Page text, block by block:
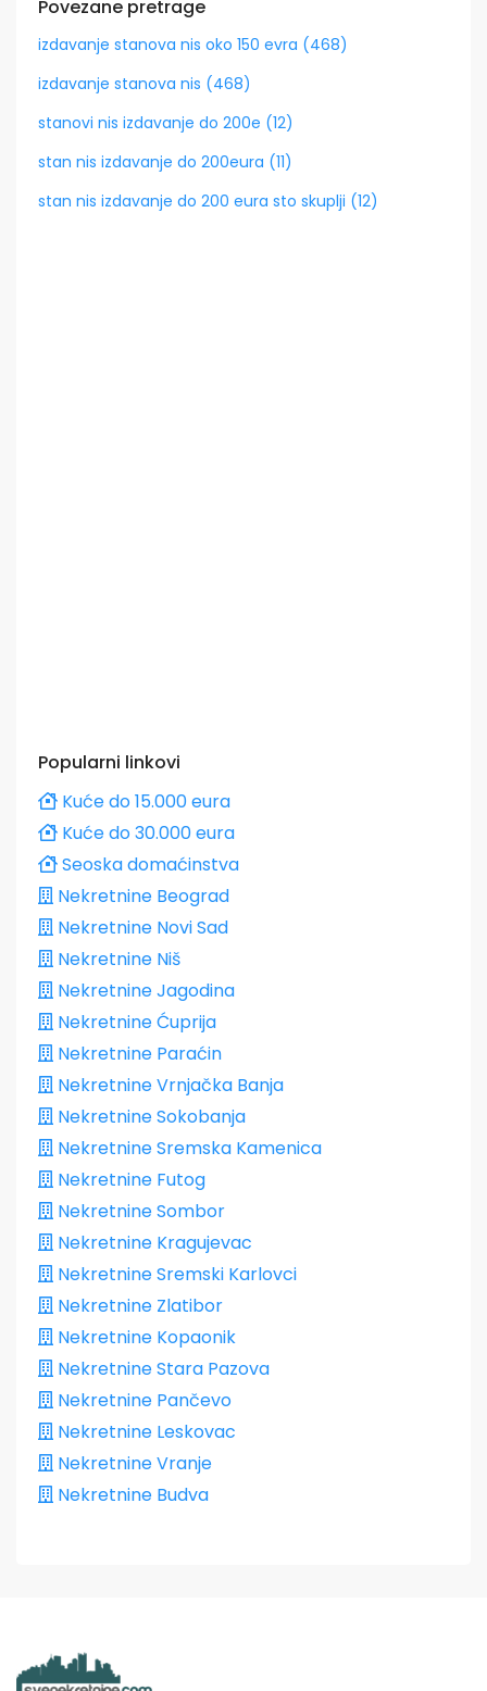
Povezane pretrage
izdavanje stanova nis oko 150 evra (468)
izdavanje stanova nis (468)
stanovi nis izdavanje do 200e (12)
stan nis izdavanje do 200eura (11)
stan nis izdavanje do 200 eura sto skuplji (12)
Popularni linkovi
Kuće do 15.000 eura
Kuće do 30.000 eura
Seoska domaćinstva
Nekretnine Beograd
Nekretnine Novi Sad
Nekretnine Niš
Nekretnine Jagodina
Nekretnine Ćuprija
Nekretnine Paraćin
Nekretnine Vrnjačka Banja
Nekretnine Sokobanja
Nekretnine Sremska Kamenica
Nekretnine Futog
Nekretnine Sombor
Nekretnine Kragujevac
Nekretnine Sremski Karlovci
Nekretnine Zlatibor
Nekretnine Kopaonik
Nekretnine Stara Pazova
Nekretnine Pančevo
Nekretnine Leskovac
Nekretnine Vranje
Nekretnine Budva